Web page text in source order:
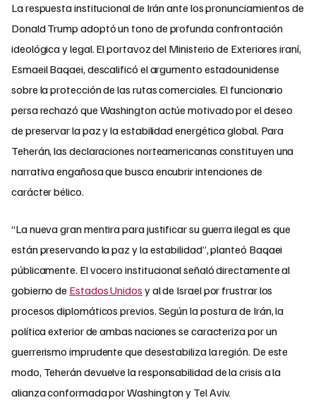
La respuesta institucional de Irán ante los pronunciamientos de
Donald Trump adoptó un tono de profunda confrontación
ideológica y legal. El portavoz del Ministerio de Exteriores iraní,
Esmaeil Baqaei, descalificó el argumento estadounidense
sobre la protección de las rutas comerciales. El funcionario
persa rechazó que Washington actúe motivado por el deseo
de preservar la paz y la estabilidad energética global. Para
Teherán, las declaraciones norteamericanas constituyen una
narrativa engañosa que busca encubrir intenciones de
carácter bélico.
“La nueva gran mentira para justificar su guerra ilegal es que
están preservando la paz y la estabilidad”, planteó Baqaei
públicamente. El vocero institucional señaló directamente al
gobierno de Estados Unidos y al de Israel por frustrar los
procesos diplomáticos previos. Según la postura de Irán, la
política exterior de ambas naciones se caracteriza por un
guerrerismo imprudente que desestabiliza la región. De este
modo, Teherán devuelve la responsabilidad de la crisis a la
alianza conformada por Washington y Tel Aviv.